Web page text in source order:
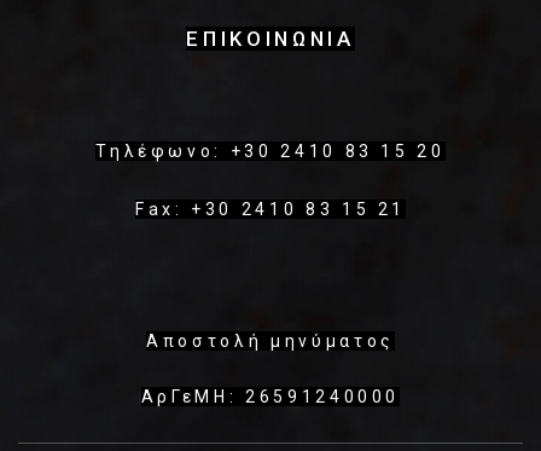
ΕΠΙΚΟΙΝΩΝΙΑ
Τηλέφωνο: +30 2410 83 15 20
Fax: +30 2410 83 15 21
Αποστολή μηνύματος
ΑρΓεΜΗ: 26591240000